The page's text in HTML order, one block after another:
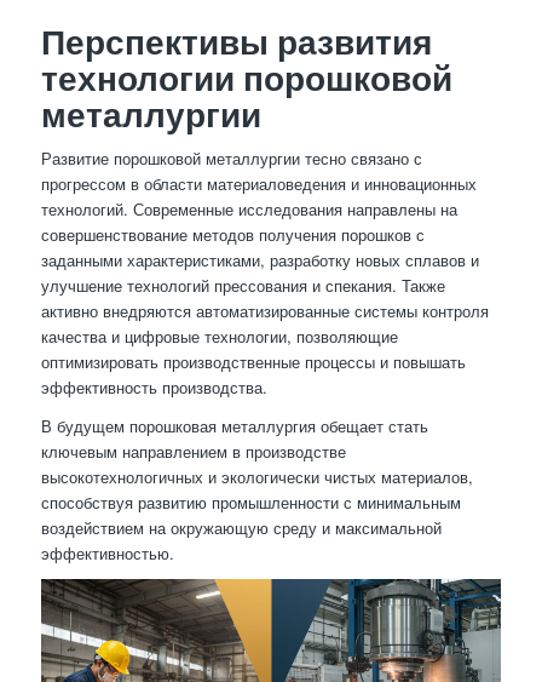
Перспективы развития
технологии порошковой
металлургии
Развитие порошковой металлургии тесно связано с
прогрессом в области материаловедения и инновационных
технологий. Современные исследования направлены на
совершенствование методов получения порошков с
заданными характеристиками, разработку новых сплавов и
улучшение технологий прессования и спекания. Также
активно внедряются автоматизированные системы контроля
качества и цифровые технологии, позволяющие
оптимизировать производственные процессы и повышать
эффективность производства.
В будущем порошковая металлургия обещает стать
ключевым направлением в производстве
высокотехнологичных и экологически чистых материалов,
способствуя развитию промышленности с минимальным
воздействием на окружающую среду и максимальной
эффективностью.